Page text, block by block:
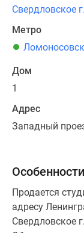
Свердловское
Метро
Дом
1
Адрес
Западный
Особенности
Продается
адресу
Свердловское